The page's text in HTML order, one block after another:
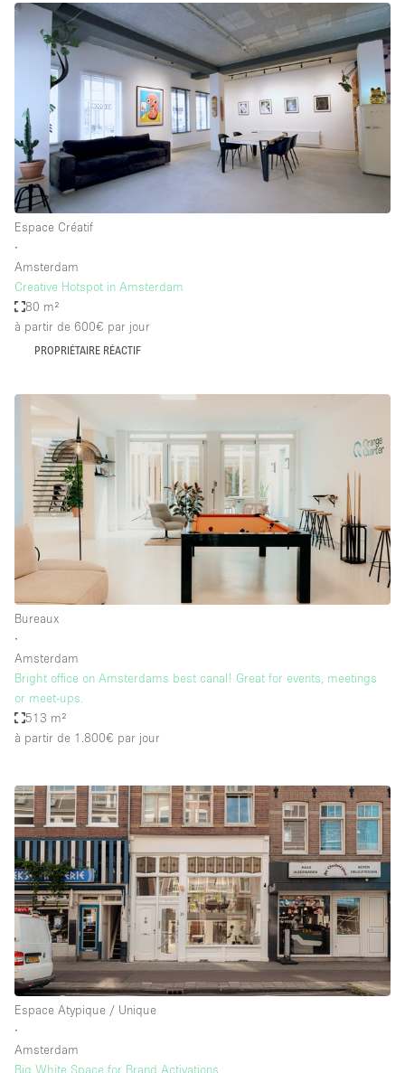
Espace Créatif
∙
Amsterdam
Creative Hotspot in Amsterdam
80 m²
à partir de 600€ par jour
PROPRIÉTAIRE RÉACTIF
Bureaux
∙
Amsterdam
Bright office on Amsterdams best canal! Great for events, meetings
or meet-ups.
513 m²
à partir de 1.800€ par jour
Espace Atypique / Unique
∙
Amsterdam
Big White Space for Brand Activations